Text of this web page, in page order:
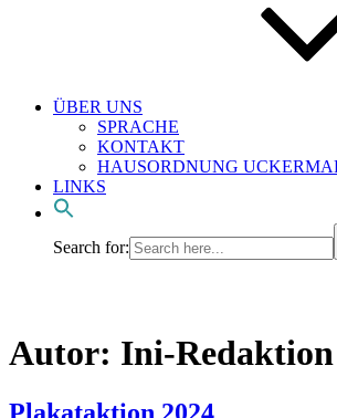
ÜBER UNS
SPRACHE
KONTAKT
HAUSORDNUNG
LINKS
Search for:
Autor: Ini-Redaktion
Veröffentlicht
Plakataktion 2024